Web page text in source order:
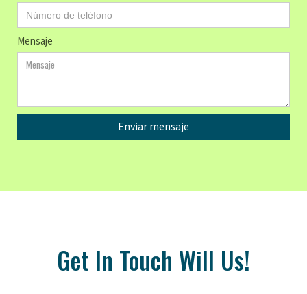
Mensaje
Get In Touch Will Us!